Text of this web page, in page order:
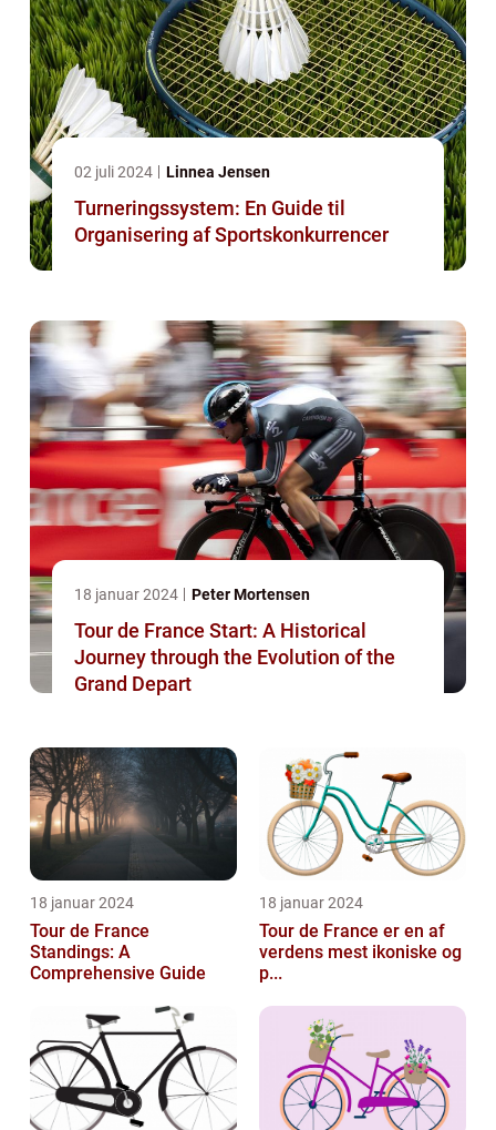
02 juli 2024 Linnea Jensen
Turneringssystem: En Guide til
Organisering af Sportskonkurrencer
18 januar 2024 Peter Mortensen
Tour de France Start: A Historical
Journey through the Evolution of the
Grand Depart
18 januar 2024
Tour de France
Standings: A
Comprehensive Guide
18 januar 2024
Tour de France er en af
verdens mest ikoniske og
p...